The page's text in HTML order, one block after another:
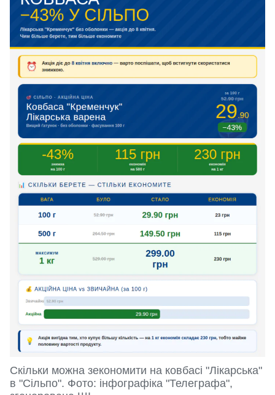
Скільки можна зекономити на ковбасі "Лікарська"
в "Сільпо". Фото: інфографіка "Телеграфа",